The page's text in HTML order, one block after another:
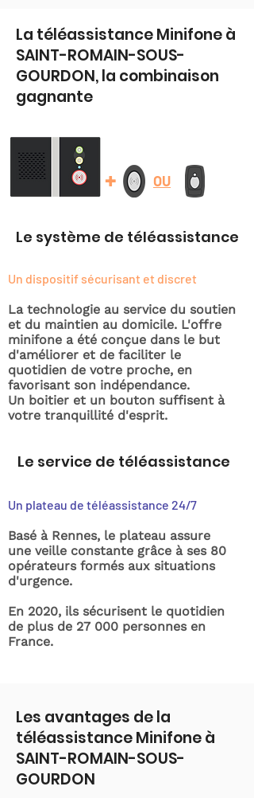
La téléassistance Minifone à
SAINT-ROMAIN-SOUS-
GOURDON, la combinaison
gagnante
+ OU
Le système de téléassistance
Un dispositif sécurisant et discret
La technologie au service du soutien
et du maintien au domicile. L'offre
minifone a été conçue dans le but
d'améliorer et de faciliter le
quotidien de votre proche, en
favorisant son indépendance.
Un boitier et un bouton suffisent à
votre tranquillité d'esprit.
Le service de téléassistance
Un plateau de téléassistance 24/7
Basé à Rennes, le plateau assure
une veille constante grâce à ses 80
opérateurs formés aux situations
d'urgence.
En 2020, ils sécurisent le quotidien
de plus de 27 000 personnes en
France.
Les avantages de la
téléassistance Minifone à
SAINT-ROMAIN-SOUS-
GOURDON